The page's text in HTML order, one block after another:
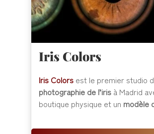
Iris Colors
Iris Colors est le premier studio
photographie de l’iris à Madrid
boutique physique et un modèle